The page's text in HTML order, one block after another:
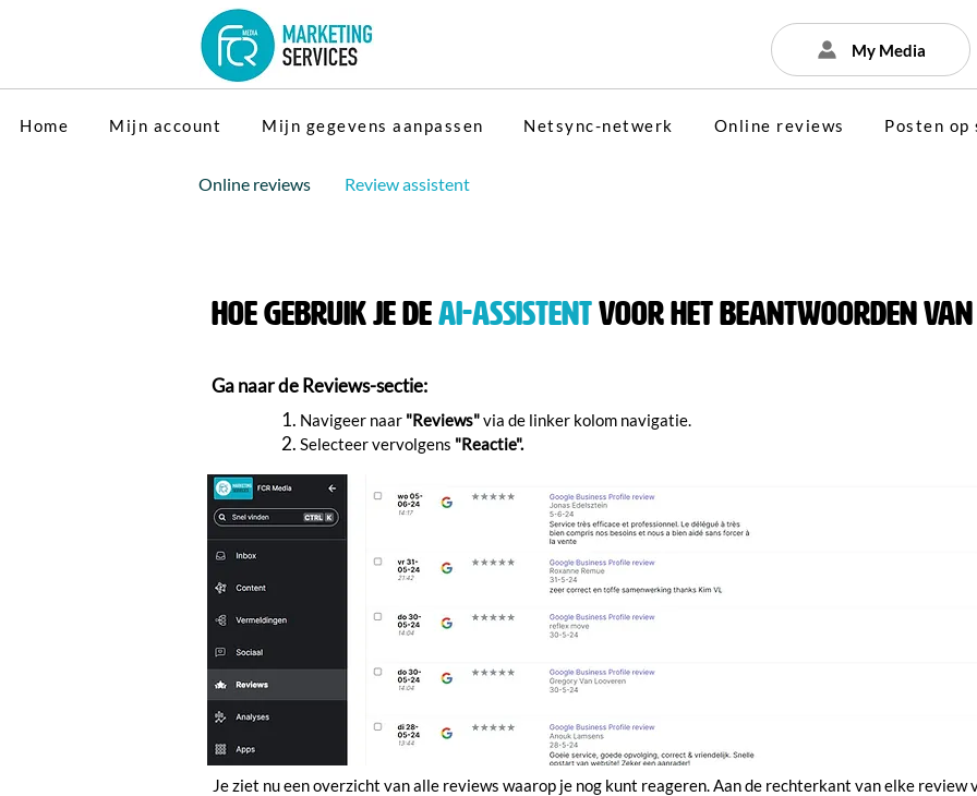
My Media
Home Mijn account Mijn gegevens aanpassen Netsync-netwerk Online reviews Posten op
Online reviews Review assistent
Hoe gebruik je deAI-assistentvoor het beantwoorden van
Ga naar de Reviews-sectie:
Navigeer naar "Reviews"via de linker kolom navigatie.
Selecteer vervolgens "Reactie".
Je ziet nu een overzicht van alle reviews waarop je nog kunt reageren. Aan de rechterkant van elke review